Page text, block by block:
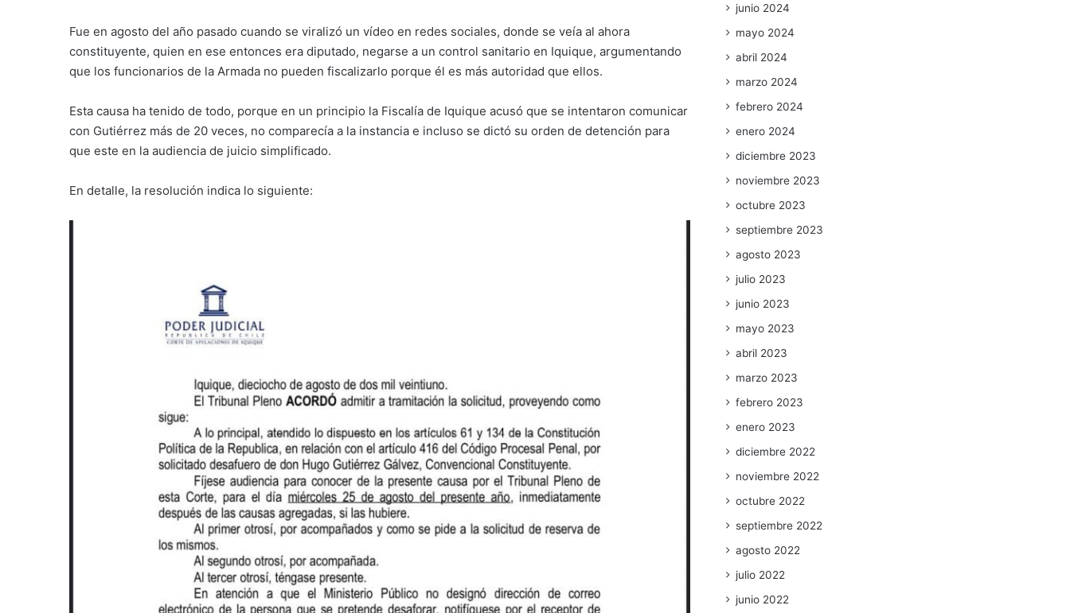
Fue en agosto del año pasado cuando se viralizó un vídeo en redes sociales, donde se veía al ahora
constituyente, quien en ese entonces era diputado, negarse a un control sanitario en Iquique, argumentando
que los funcionarios de la Armada no pueden fiscalizarlo porque él es más autoridad que ellos.
Esta causa ha tenido de todo, porque en un principio la Fiscalía de Iquique acusó que se intentaron comunicar
con Gutiérrez más de 20 veces, no comparecía a la instancia e incluso se dictó su orden de detención para
que este en la audiencia de juicio simplificado.
En detalle, la resolución indica lo siguiente:
junio 2024
mayo 2024
abril 2024
marzo 2024
febrero 2024
enero 2024
diciembre 2023
noviembre 2023
octubre 2023
septiembre 2023
agosto 2023
julio 2023
junio 2023
mayo 2023
abril 2023
marzo 2023
febrero 2023
enero 2023
diciembre 2022
noviembre 2022
octubre 2022
septiembre 2022
agosto 2022
julio 2022
junio 2022